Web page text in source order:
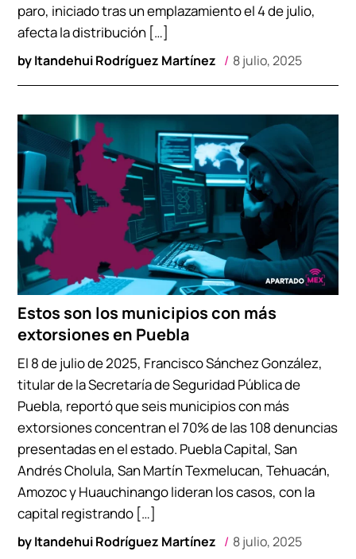
byItandehui Rodríguez Martínez 8 julio, 2025
paro, iniciado tras un emplazamiento el 4 de julio,
afecta la distribución […]
Estos son los municipios con más
extorsiones en Puebla
byItandehui Rodríguez Martínez 8 julio, 2025
El 8 de julio de 2025, Francisco Sánchez González,
titular de la Secretaría de Seguridad Pública de
Puebla, reportó que seis municipios con más
extorsiones concentran el 70% de las 108 denuncias
presentadas en el estado. Puebla Capital, San
Andrés Cholula, San Martín Texmelucan, Tehuacán,
Amozoc y Huauchinango lideran los casos, con la
capital registrando […]